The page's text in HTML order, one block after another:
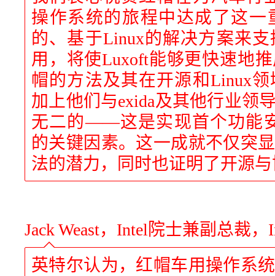
操作系统的旅程中达成了这
的、基于Linux的解决方案来
用，将使Luxoft能够更快速地
帽的方法及其在开源和Linux
加上他们与exida及其他行业领
无二的——这是实现首个功能
的关键因素。这一成就不仅突
法的潜力，同时也证明了开源
Jack Weast，Intel院士兼副总裁
英特尔认为，红帽车用操作系